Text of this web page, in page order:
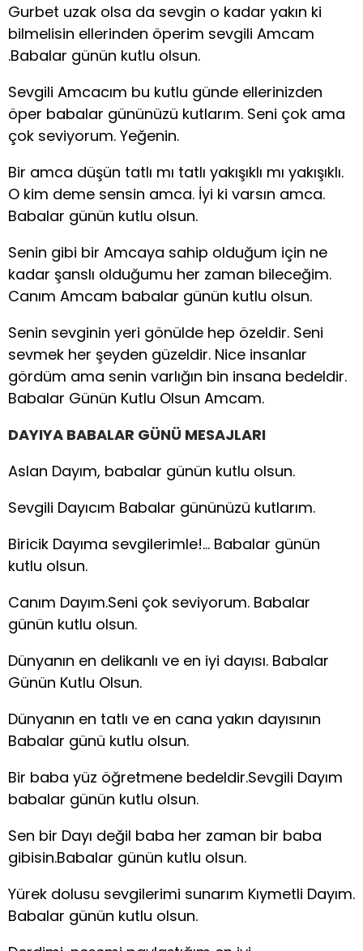
Gurbet uzak olsa da sevgin o kadar yakın ki
bilmelisin ellerinden öperim sevgili Amcam
.Babalar günün kutlu olsun.
Sevgili Amcacım bu kutlu günde ellerinizden
öper babalar gününüzü kutlarım. Seni çok ama
çok seviyorum. Yeğenin.
Bir amca düşün tatlı mı tatlı yakışıklı mı yakışıklı.
O kim deme sensin amca. İyi ki varsın amca.
Babalar günün kutlu olsun.
Senin gibi bir Amcaya sahip olduğum için ne
kadar şanslı olduğumu her zaman bileceğim.
Canım Amcam babalar günün kutlu olsun.
Senin sevginin yeri gönülde hep özeldir. Seni
sevmek her şeyden güzeldir. Nice insanlar
gördüm ama senin varlığın bin insana bedeldir.
Babalar Günün Kutlu Olsun Amcam.
DAYIYA BABALAR GÜNÜ MESAJLARI
Aslan Dayım, babalar günün kutlu olsun.
Sevgili Dayıcım Babalar gününüzü kutlarım.
Biricik Dayıma sevgilerimle!… Babalar günün
kutlu olsun.
Canım Dayım.Seni çok seviyorum. Babalar
günün kutlu olsun.
Dünyanın en delikanlı ve en iyi dayısı. Babalar
Günün Kutlu Olsun.
Dünyanın en tatlı ve en cana yakın dayısının
Babalar günü kutlu olsun.
Bir baba yüz öğretmene bedeldir.Sevgili Dayım
babalar günün kutlu olsun.
Sen bir Dayı değil baba her zaman bir baba
gibisin.Babalar günün kutlu olsun.
Yürek dolusu sevgilerimi sunarım Kıymetli Dayım.
Babalar günün kutlu olsun.